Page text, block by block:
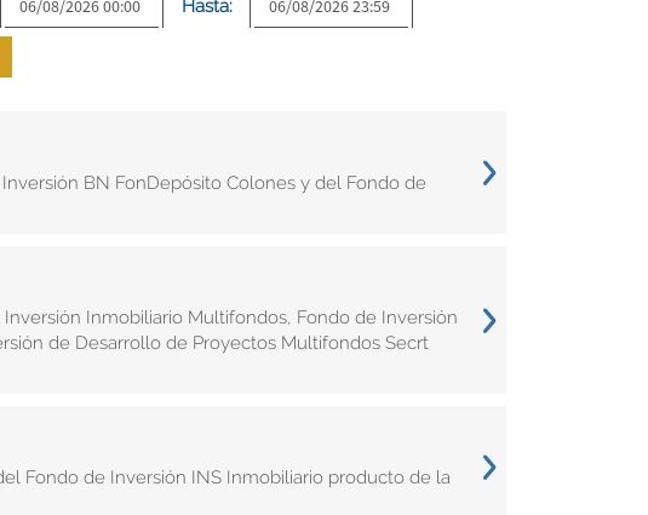
Hasta:
BN FonDepósito Colones y del Fondo de
Inmobiliario Multifondos, Fondo de Inversión
de Desarrollo de Proyectos Multifondos Secrt
Fondo de Inversión INS Inmobiliario producto de la